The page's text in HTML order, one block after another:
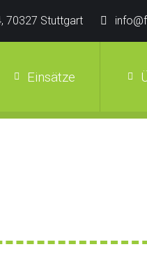
70327 Stuttgart
Einsätze